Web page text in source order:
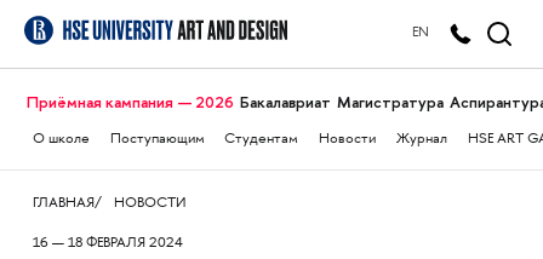
EN
Приёмная кампания — 2026 Бакалавриат Магистратура
О школе Поступающим Студентам Новости Журнал HSE ART
ГЛАВНАЯ НОВОСТИ
16 — 18 ФЕВРАЛЯ 2024